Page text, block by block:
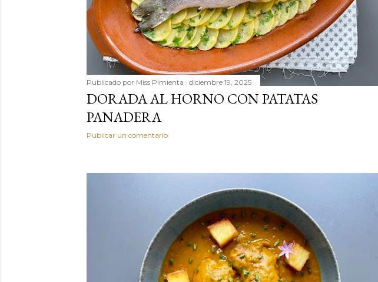
Publicado por Miss Pimienta diciembre 19, 2025
DORADA AL HORNO CON PATATAS
PANADERA
Publicar un comentario